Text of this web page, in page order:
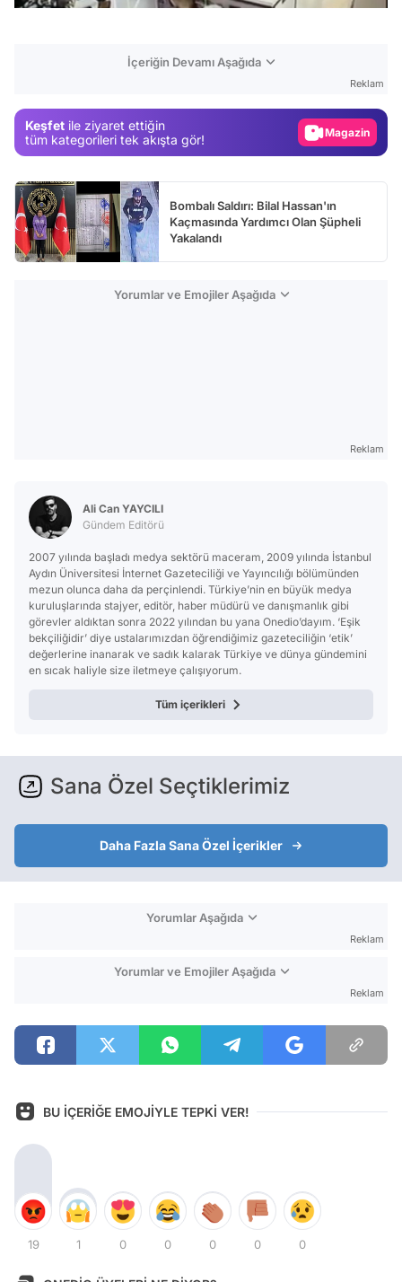
İçeriğin Devamı Aşağıda
Reklam
Keşfet ile ziyaret ettiğin
tüm kategorileri tek akışta gör!
Magazin
Bombalı Saldırı: Bilal Hassan'ın
Kaçmasında Yardımcı Olan Şüpheli
Yakalandı
Yorumlar ve Emojiler Aşağıda
Reklam
Ali Can YAYCILI
Gündem Editörü
2007 yılında başladı medya sektörü maceram, 2009 yılında İstanbul
Aydın Üniversitesi İnternet Gazeteciliği ve Yayıncılığı bölümünden
mezun olunca daha da perçinlendi. Türkiye’nin en büyük medya
kuruluşlarında stajyer, editör, haber müdürü ve danışmanlık gibi
görevler aldıktan sonra 2022 yılından bu yana Onedio’dayım. ‘Eşik
bekçiliğidir’ diye ustalarımızdan öğrendiğimiz gazeteciliğin ‘etik’
değerlerine inanarak ve sadık kalarak Türkiye ve dünya gündemini
en sıcak haliyle size iletmeye çalışıyorum.
Tüm içerikleri
Sana Özel Seçtiklerimiz
Daha Fazla Sana Özel İçerikler
Yorumlar Aşağıda
Reklam
Yorumlar ve Emojiler Aşağıda
Reklam
BU İÇERİĞE EMOJİYLE TEPKİ VER!
19 1 0 0 0 0 0